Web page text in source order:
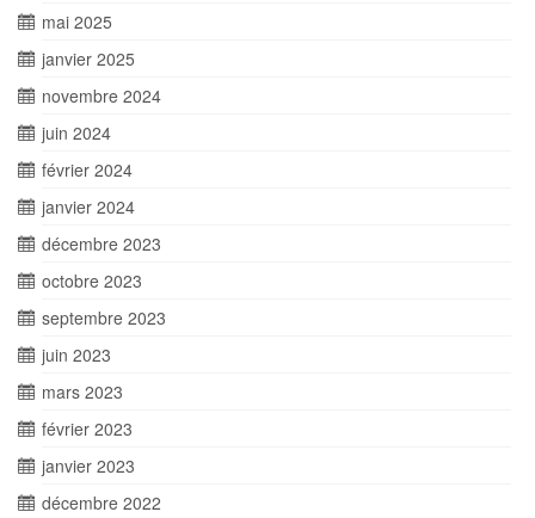
mai 2025
janvier 2025
novembre 2024
juin 2024
février 2024
janvier 2024
décembre 2023
octobre 2023
septembre 2023
juin 2023
mars 2023
février 2023
janvier 2023
décembre 2022